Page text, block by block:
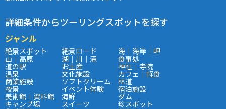
詳細条件からツーリングスポットを探す
ジャンル
絶景スポット 絶景ロード 海｜海岸｜岬
山｜高原 湖｜川｜滝 食事処
道の駅 お土産 神社｜寺院
温泉 文化施設 カフェ｜軽食
商業施設 ソフトクリーム 林道
夜景 イベント体験 宿泊施設
美術館｜資料館 海鮮 ダム
キャンプ場 スイーツ 珍スポット